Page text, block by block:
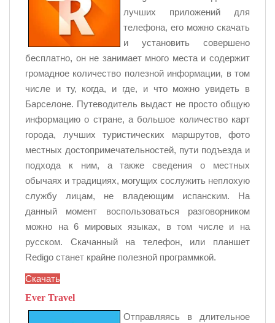
лучших приложений для
телефона, его можно скачать
и установить совершено
бесплатно, он не занимает много места и содержит
громадное количество полезной информации, в том
числе и ту, когда, и где, и что можно увидеть в
Барселоне. Путеводитель выдаст не просто общую
информацию о стране, а большое количество карт
города, лучших туристических маршрутов, фото
местных достопримечательностей, пути подъезда и
подхода к ним, а также сведения о местных
обычаях и традициях, могущих сослужить неплохую
службу лицам, не владеющим испанским. На
данный момент воспользоваться разговорником
можно на 6 мировых языках, в том числе и на
русском. Скачанный на телефон, или планшет
Redigo станет крайне полезной программкой.
Скачать
Ever Travel
Отправляясь в длительное